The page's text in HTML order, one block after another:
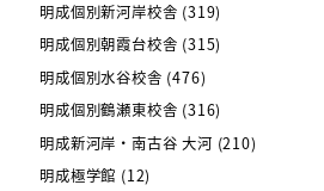
明成個別新河岸校舎 (319)
明成個別朝霞台校舎 (315)
明成個別水谷校舎 (476)
明成個別鶴瀬東校舎 (316)
明成新河岸・南古谷 大河 (210)
明成極学館 (12)